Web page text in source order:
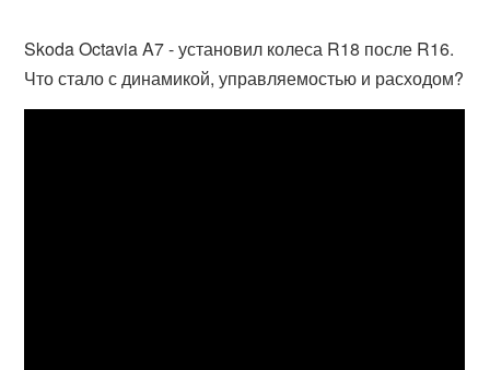
Skoda Octavia A7 - установил колеса R18 после R16.
Что стало с динамикой, управляемостью и расходом?